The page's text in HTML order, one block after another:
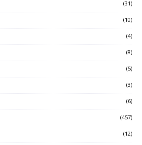
(31)
(10)
(4)
(8)
(5)
(3)
(6)
(457)
(12)